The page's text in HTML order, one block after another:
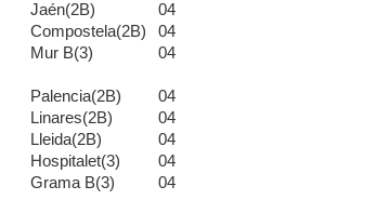
Jaén(2B)
04
Compostela(2B)
04
Mur B(3)
04
Palencia(2B)
04
Linares(2B)
04
Lleida(2B)
04
Hospitalet(3)
04
Grama B(3) 04